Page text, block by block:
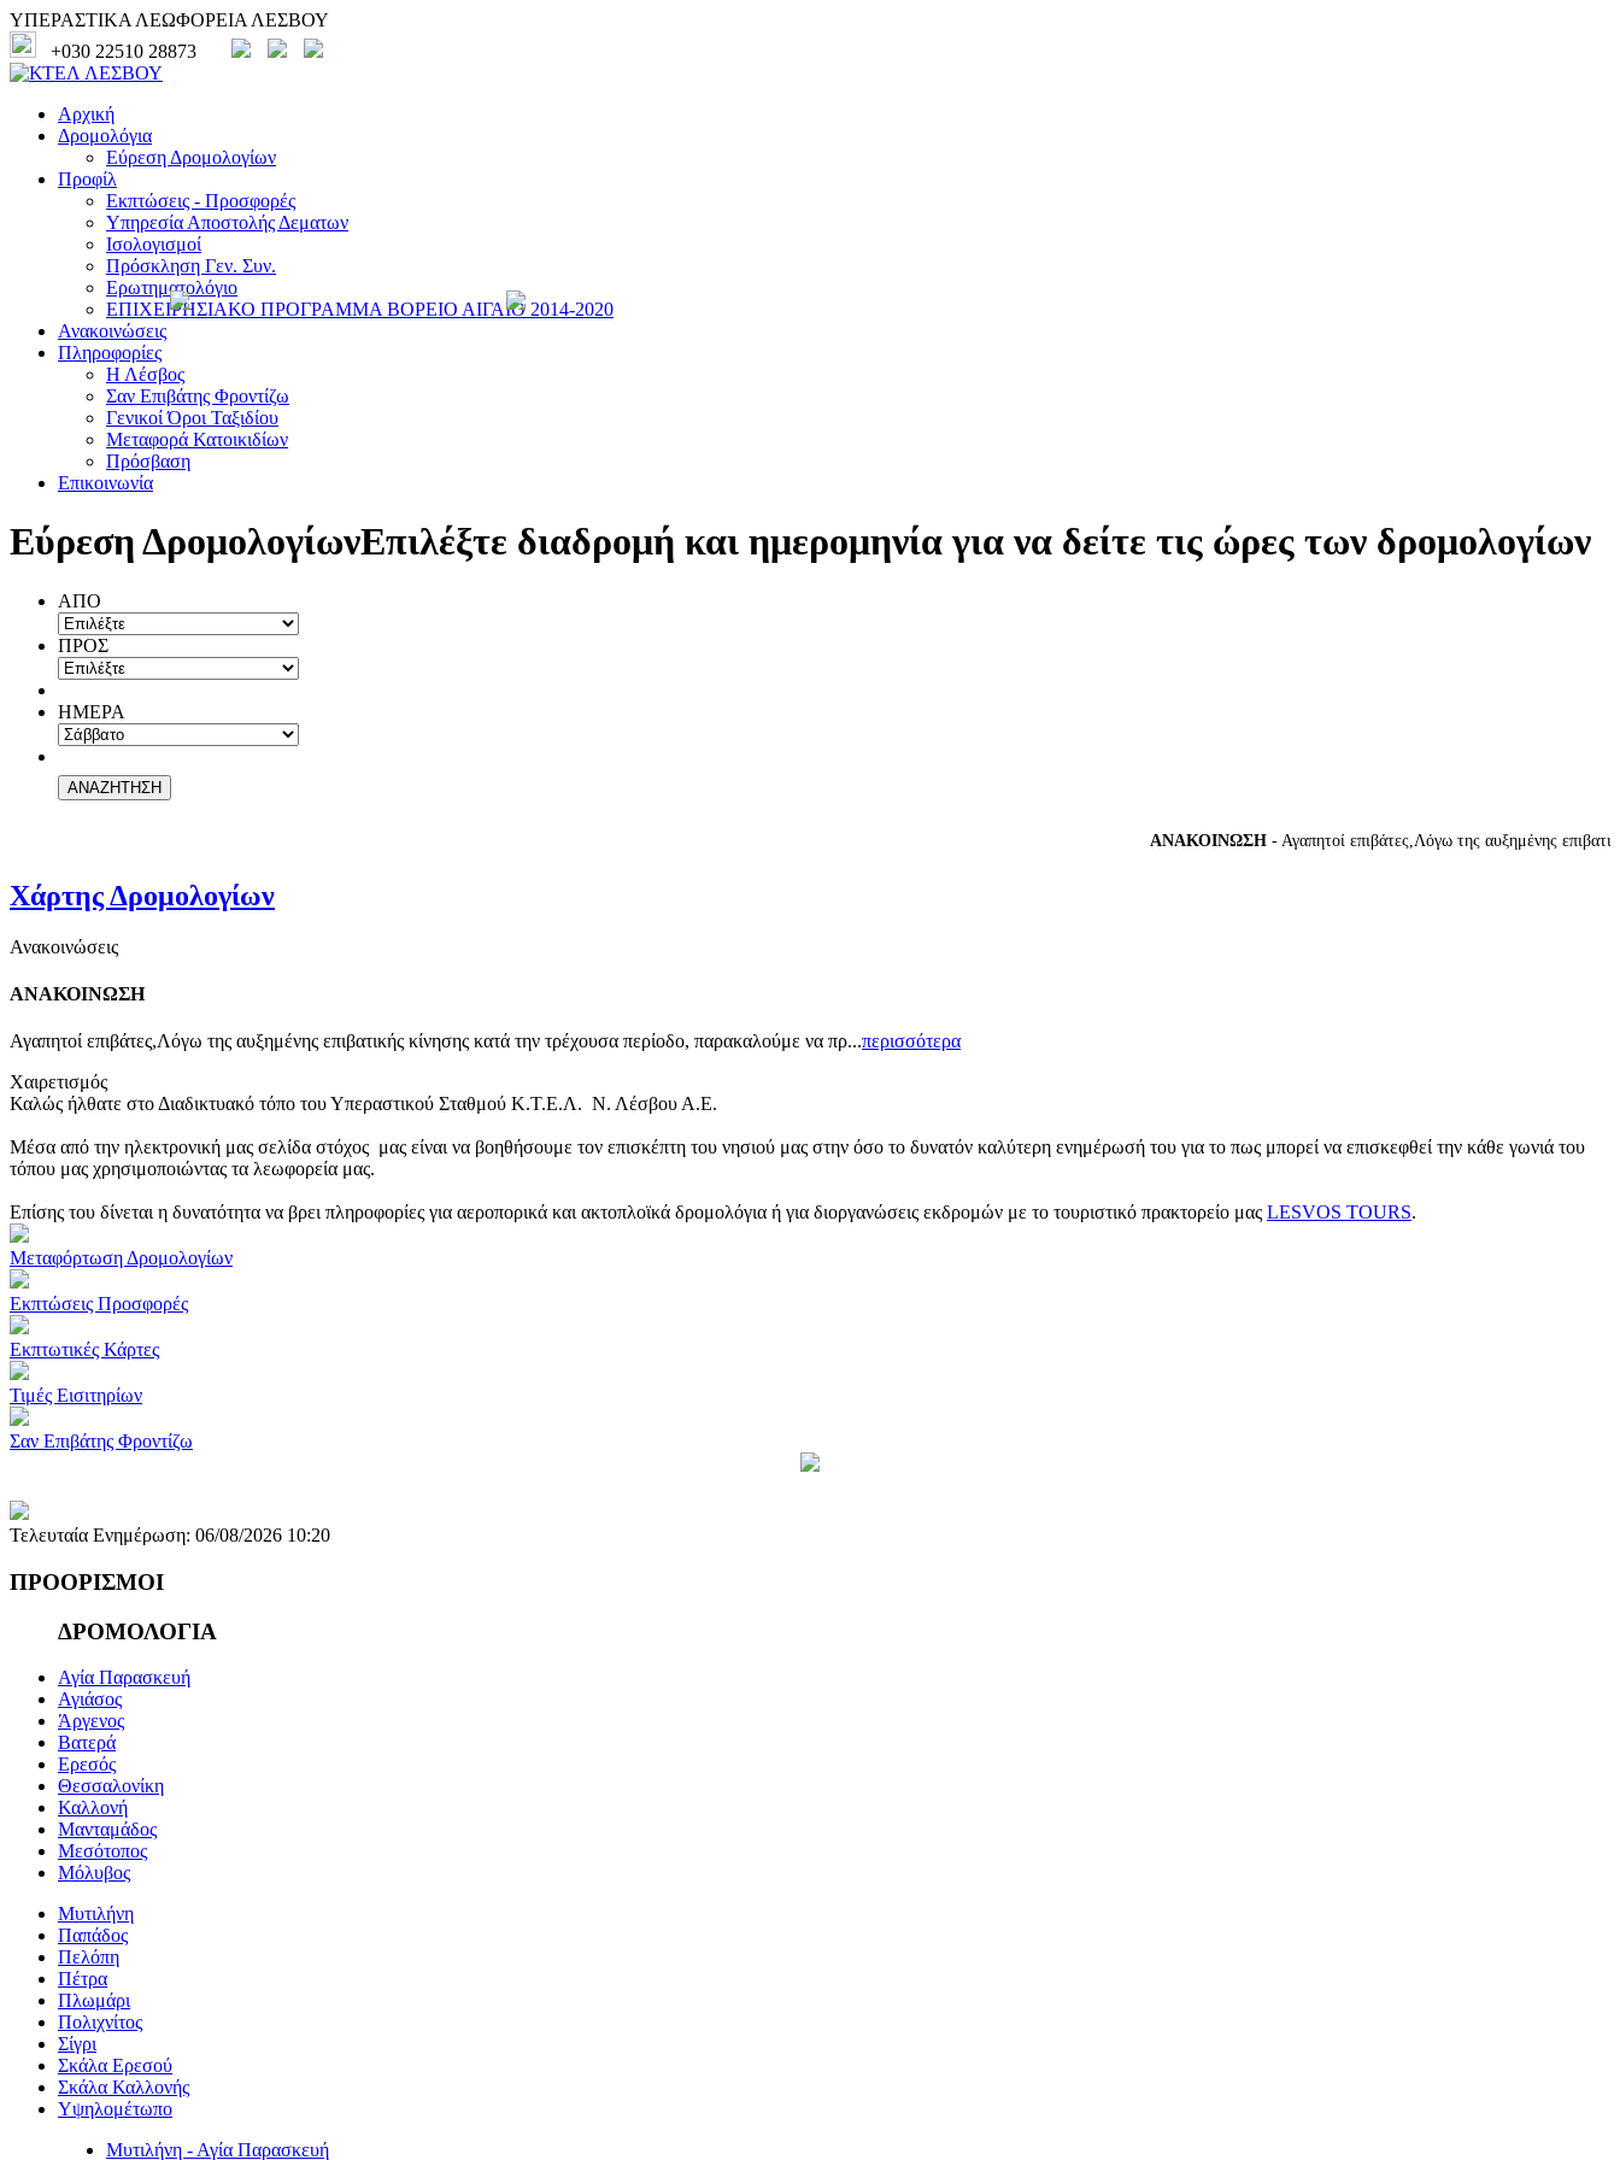
ΥΠΕΡΑΣΤΙΚΑ ΛΕΩΦΟΡΕΙΑ ΛΕΣΒΟΥ
+030 22510 28873
Αρχική
Δρομολόγια
Εύρεση Δρομολογίων
Προφίλ
Εκπτώσεις - Προσφορές
Υπηρεσία Αποστολής Δεματων
Ισολογισμοί
Πρόσκληση Γεν. Συν.
Ερωτηματολόγιο
ΕΠΙΧΕΙΡΗΣΙΑΚΟ ΠΡΟΓΡΑΜΜΑ ΒΟΡΕΙΟ ΑΙΓΑΙΟ 2014-2020
Ανακοινώσεις
Πληροφορίες
Η Λέσβος
Σαν Επιβάτης Φροντίζω
Γενικοί Όροι Ταξιδίου
Μεταφορά Κατοικιδίων
Πρόσβαση
Επικοινωνία
Εύρεση ΔρομολογίωνΕπιλέξτε διαδρομή και ημερομηνία για να δείτε τις ώρες των δρομολογίων
ΑΠΟ
ΠΡΟΣ
ΗΜΕΡΑ
ΑΝΑΚΟΙΝΩΣΗ- Αγαπητοί επιβάτες,Λόγω της αυξημένης
Χάρτης Δρομολογίων
Ανακοινώσεις
ΑΝΑΚΟΙΝΩΣΗ
Αγαπητοί επιβάτες,Λόγω της αυξημένης επιβατικής κίνησης κατά την τρέχουσα περίοδο, παρακαλούμε να πρ...περισσότερα
Χαιρετισμός
Καλώς ήλθατε στο Διαδικτυακό τόπο του Υπεραστικού Σταθμού Κ.Τ.Ε.Λ. Ν. Λέσβου Α.Ε.
Μέσα από την ηλεκτρονική μας σελίδα στόχος μας είναι να βοηθήσουμε τον επισκέπτη του νησιού μας στην όσο το δυνατόν καλύτερη ενημέρωσή του για το πως μπορεί να επισκεφθεί την κάθε γωνιά του
τόπου μας χρησιμοποιώντας τα λεωφορεία μας.
Επίσης του δίνεται η δυνατότητα να βρει πληροφορίες για αεροπορικά και ακτοπλοϊκά δρομολόγια ή για διοργανώσεις εκδρομών με το τουριστικό πρακτορείο μας LESVOS TOURS.
Μεταφόρτωση Δρομολογίων
Εκπτώσεις Προσφορές
Εκπτωτικές Κάρτες
Τιμές Εισιτηρίων
Σαν Επιβάτης Φροντίζω
Τελευταία Ενημέρωση: 06/08/2026 10:20
ΠΡΟΟΡΙΣΜΟΙ
ΔΡΟΜΟΛΟΓΙΑ
Αγία Παρασκευή
Αγιάσος
Άργενος
Βατερά
Ερεσός
Θεσσαλονίκη
Καλλονή
Μανταμάδος
Μεσότοπος
Μόλυβος
Μυτιλήνη
Παπάδος
Πελόπη
Πέτρα
Πλωμάρι
Πολιχνίτος
Σίγρι
Σκάλα Ερεσού
Σκάλα Καλλονής
Υψηλομέτωπο
Μυτιλήνη - Αγία Παρασκευή